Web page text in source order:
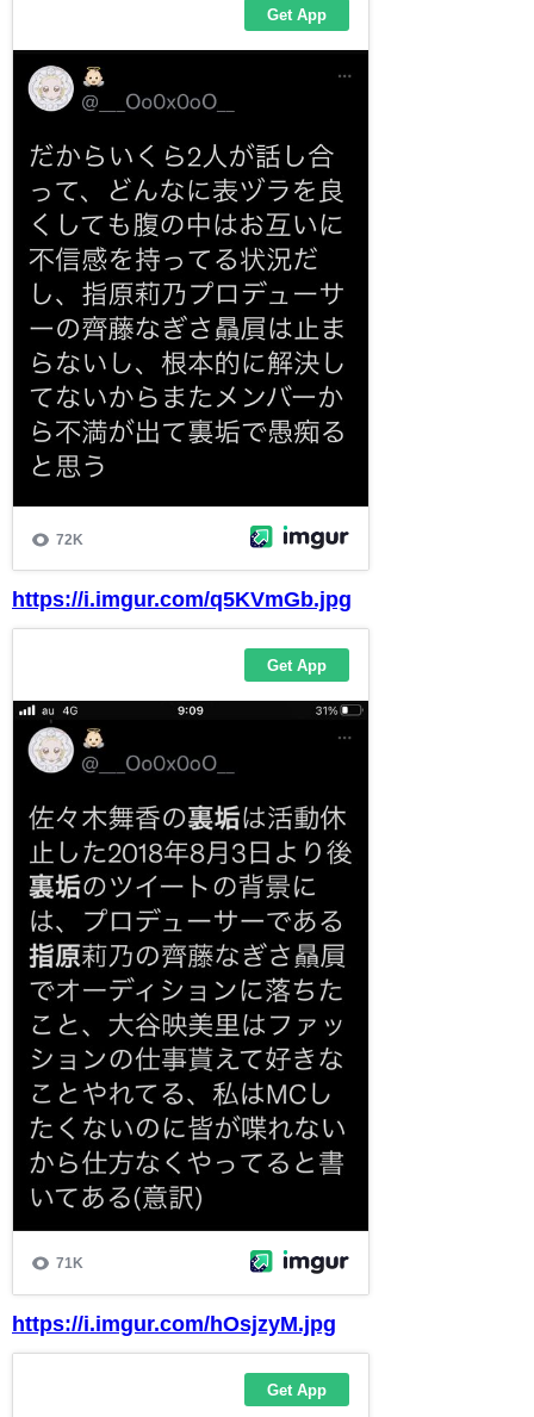
https://i.imgur.com/q5KVmGb.jpg
https://i.imgur.com/hOsjzyM.jpg